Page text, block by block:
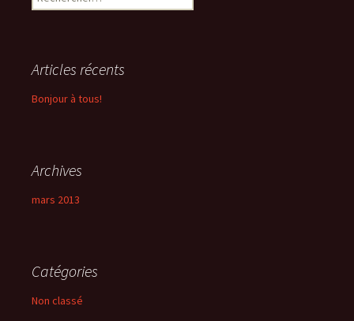
Articles récents
Bonjour à tous!
Archives
mars 2013
Catégories
Non classé